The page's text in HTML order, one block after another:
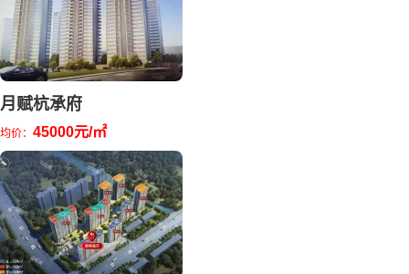
月赋杭承府
均价： 45000元/㎡